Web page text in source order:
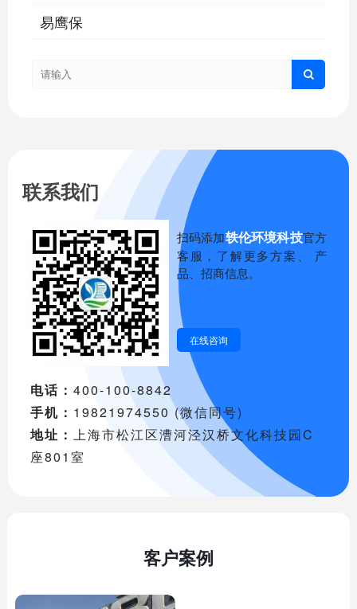
易鹰保
联系我们
扫码添加轶伦环境科技官方
客服，了解更多方案、 产
品、招商信息。
在线咨询
电话： 400-100-8842
手机： 19821974550 (微信同号)
地址： 上海市松江区漕河泾汉桥文化科技园C
座801室
客户案例